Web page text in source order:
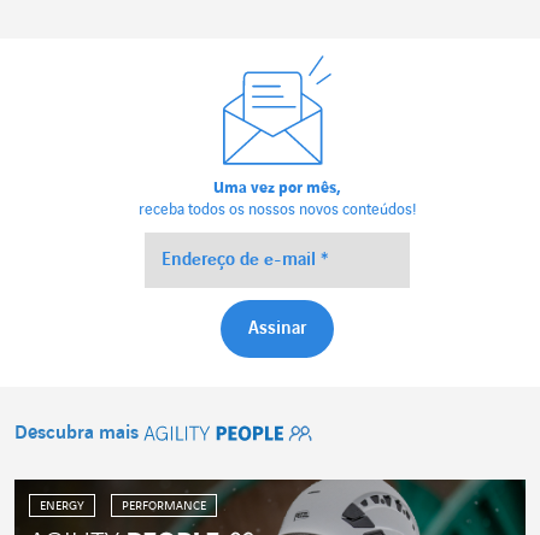
Uma vez por mês,
receba todos os nossos novos conteúdos!
Descubra mais
ENERGY PERFORMANCE